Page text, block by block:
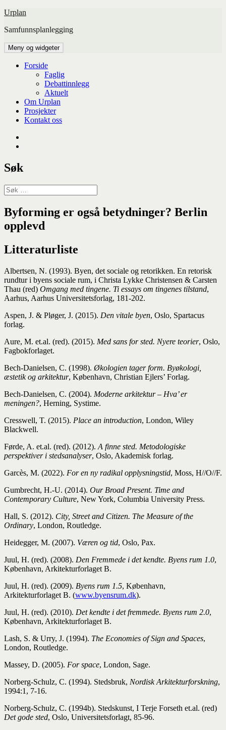
Hopp
innhold
Urplan
Samfunnsplanlegging
Meny og widgeter
Forside
Faglig
Debattinnlegg
Aktuelt
Om Urplan
Prosjekter
Kontakt oss
Søk
Søk
etter:
Byforming er også betydninger? Berlin
opplevd
Litteraturliste
Albertsen, N. (1993). Byen, det sociale og retorikken. En retorisk
rundtur i byens sociale rum, i Christa Lykke Christensen & Carsten
Thau (red) Omgang med tingene. Ti essays om tingenes tilstand,
Aarhus, Aarhus Universitetsforlag, 181-202.
Aspen, J. & Pløger, J. (2015). Den vitale byen, Oslo, Spartacus
forlag.
Aure, M. et.al. (red). (2015). Med sans for sted. Nyere teorier, Oslo,
Fagbokforlaget.
Bech-Danielsen, C. (1998). Økologien tager form. Byøkologi,
æstetik og arkitektur, København, Christian Ejlers’ Forlag.
Bech-Danielsen, C. (2004). Moderne arkitektur – Hva’ er
meningen?, Herning, Systime.
Cresswell, T. (2015). Place an introduction, London, Wiley
Blackwell.
Førde, A. et.al. (red). (2012). A finne sted. Metodologiske
perspektiver i stedsanalyser, Oslo, Akademisk forlag.
Garcès, M. (2022). For en ny radikal opplysningstid, Moss, H//O//F.
Gumbrecht, H.-U. (2014). Our Broad Present. Time and
Contemporary Culture, New York, Columbia University Press.
Hall, S. (2012). City, Street and Citizen. The Measure of the
Ordinary, London, Routledge.
Heidegger, M. (2007). Væren og tid, Oslo, Pax.
Juul, H. (red). (2008). Den Fremmede i det kendte. Byens rum 1.0,
København, Arkitekturforlaget B.
Juul, H. (red). (2009). Byens rum 1.5, København,
Arkitekturforlaget B. (www.byensrum.dk).
Juul, H. (red). (2010). Det kendte i det fremmede. Byens rum 2.0,
København, Arkitekturforlaget B.
Lash, S. & Urry, J. (1994). The Economies of Sign and Spaces,
London, Routledge.
Massey, D. (2005). For space, London, Sage.
Norberg-Schulz, C. (1994). Stedsbruk, Nordisk Arkitekturforskning,
1994:1, 7-16.
Norberg-Schulz, C. (1994b). Stedskunst, I Terje Forseth et.al. (red)
Det gode sted, Oslo, Universitetsforlagt, 85-96.